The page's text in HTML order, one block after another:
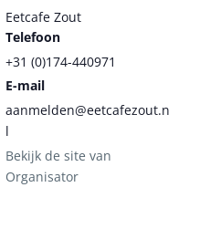
Eetcafe Zout
Telefoon
+31 (0)174-440971
E-mail
aanmelden@eetcafezout.n
l
Bekijk de site van
Organisator